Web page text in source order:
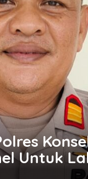
Untuk
Masing